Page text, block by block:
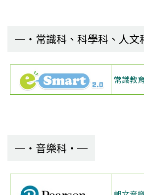
常識科、科學科、人文
常識教
音樂科